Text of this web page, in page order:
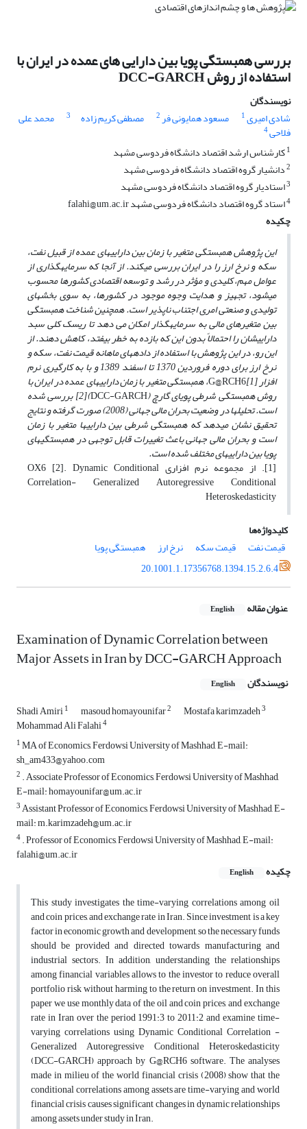
بررسی همبستگی پویا بین دارایی های عمده در ایران با
استفاده از روش DCC-GARCH
نویسندگان
شادی امیری1 مسعود همایونی فر2 مصطفی کریم زاده 3 محمد علی
فلاحی4
1کارشناس ارشد اقتصاد دانشگاه فردوسی مشهد
2دانشیار گروه اقتصاد دانشگاه فردوسی مشهد
3استادیار گروه اقتصاد دانشگاه فردوسی مشهد
4استاد گروه اقتصاد دانشگاه فردوسی مشهد falahi@um.ac.ir
چکیده
این پژوهش همبستگی متغیر با زمان بین دارایی­های عمده از قبیل نفت،
سکه و نرخ ارز را در ایران بررسی می­کند. از آنجا که سرمایه­گذاریاز
عواملمهم، کلیدیو مؤثردررشدوتوسعهاقتصادیکشورها محسوب
می­شود، تجهیزوهدایت وجوه موجود درکشورها، به سویبخش­های
تولیدیو صنعتیامریاجتناب ناپذیر است. همچنین شناخت همبستگی
بین متغیرهای مالی به سرمایهگذار امکان می دهد تا ریسک کلی سبد
دارایی­­شان را احتمالاً بدون این که بازده به خطر بیفتد، کاهش دهند.از
این رو، در این پژوهش با استفاده از داده­های ماهانه قیمت نفت، سکه و
نرخ ارز برای دوره فروردین 1370 تا اسفند 1389 و با به کارگیری نرم
افزار G@RCH6[1] ، همبستگی متغیر با زمان دارایی­های عمده در ایران با
روش همبستگی شرطی پویای گارچ (DCC-GARCH )[2] بررسی شده
است. تحلیل­ها در وضعیت بحران مالی جهانی (2008) صورت گرفته و نتایج
تحقیق نشان می­دهد که همبستگی شرطی بین دارایی­ها متغیر با زمان
است و بحران مالی جهانی باعث تغییرات قابل توجهی در همبستگی­های
پویا بین دارایی­های مختلف شده است.
[1]. از مجموعه نرم افزاری OX6 [2]. Dynamic Conditional
Correlation- Generalized Autoregressive Conditional
Heteroskedasticity
کلیدواژه‌ها
قیمت نفت
قیمت سکه نرخ ارز
همبستگی پویا
20.1001.1.17356768.1394.15.2.6.4
عنوان مقاله English
Examination of Dynamic Correlation between
Major Assets in Iran by DCC-GARCH Approach
نویسندگان English
Shadi Amiri1 masoud homayounifar2 Mostafa karimzadeh3
Mohammad Ali Falahi4
1MA of Economics, Ferdowsi University of Mashhad, E-mail:
sh_am433@yahoo.com
2 . Associate Professor of Economics, Ferdowsi University of Mashhad,
E-mail: homayounifar@um.ac.ir
3Assistant Professor of Economics, Ferdowsi University of Mashhad, E-
mail: m.karimzadeh@um.ac.ir
4. Professor of Economics, Ferdowsi University of Mashhad, E-mail:
falahi@um.ac.ir
چکیده
English
This study investigates the time-varying correlations among oil
and coin prices, and exchange rate in Iran. Since investment is a key
factor in economic growth and development, so the necessary funds
should be provided and directed towards manufacturing and
industrial sectors. In addition, understanding the relationships
among financial variables allows to the investor to reduce overall
portfolio risk without harming to the return on investment. In this
paper we use monthly data of the oil and coin prices, and exchange
rate in Iran over the period 1991:3 to 2011:2 and examine time-
varying correlations using Dynamic Conditional Correlation -
Generalized Autoregressive Conditional Heteroskedasticity
(DCC-GARCH) approach by G@RCH6 software. The analyses
made in milieu of the world financial crisis (2008) show that the
conditional correlations among assets are time-varying and world
financial crisis causes significant changes in dynamic relationships
among assets under study in Iran.